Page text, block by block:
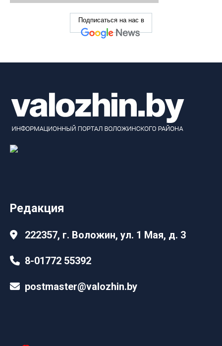
Подписаться на нас в
Редакция
222357, г. Воложин, ул. 1 Мая, д. 3
8-01772 55392
postmaster@valozhin.by